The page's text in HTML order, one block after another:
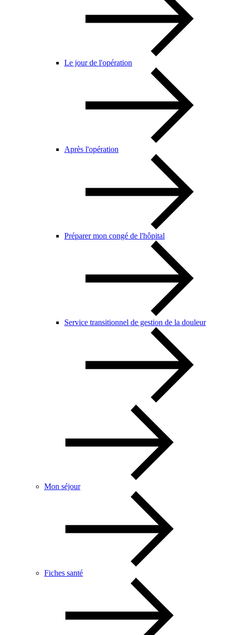
Le jour de l'opération
Après l'opération
Préparer mon congé de l'hôpital
Service transitionnel de gestion de la douleur
Mon séjour
Fiches santé